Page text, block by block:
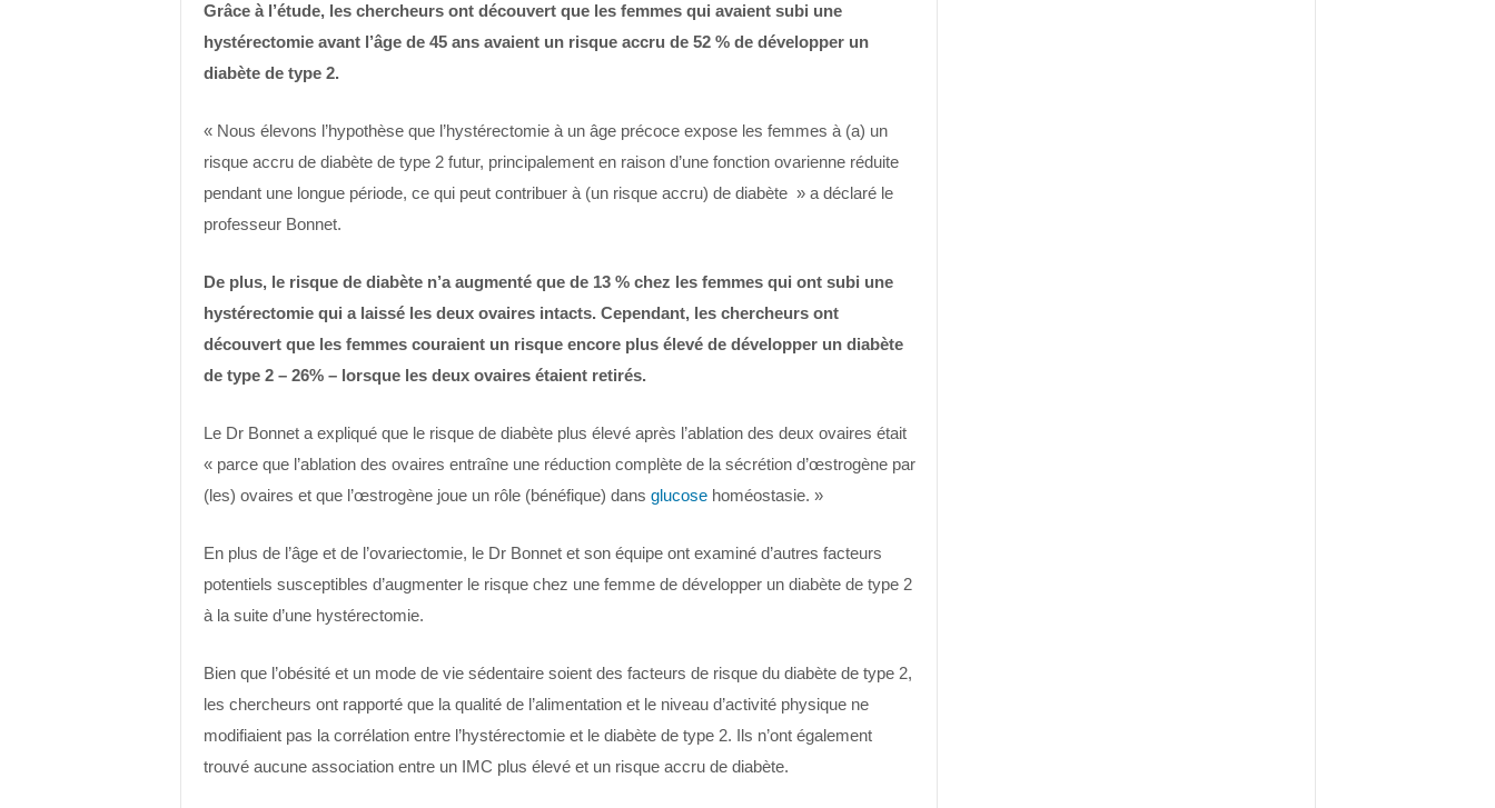
Grâce à l’étude, les chercheurs ont découvert que les femmes qui avaient subi une
hystérectomie avant l’âge de 45 ans avaient un risque accru de 52 % de développer un
diabète de type 2.
« Nous élevons l’hypothèse que l’hystérectomie à un âge précoce expose les femmes à (a) un
risque accru de diabète de type 2 futur, principalement en raison d’une fonction ovarienne réduite
pendant une longue période, ce qui peut contribuer à (un risque accru) de diabète » a déclaré le
professeur Bonnet.
De plus, le risque de diabète n’a augmenté que de 13 % chez les femmes qui ont subi une
hystérectomie qui a laissé les deux ovaires intacts. Cependant, les chercheurs ont
découvert que les femmes couraient un risque encore plus élevé de développer un diabète
de type 2 – 26% – lorsque les deux ovaires étaient retirés.
Le Dr Bonnet a expliqué que le risque de diabète plus élevé après l’ablation des deux ovaires était
« parce que l’ablation des ovaires entraîne une réduction complète de la sécrétion d’œstrogène par
(les) ovaires et que l’œstrogène joue un rôle (bénéfique) dans glucosehoméostasie. »
En plus de l’âge et de l’ovariectomie, le Dr Bonnet et son équipe ont examiné d’autres facteurs
potentiels susceptibles d’augmenter le risque chez une femme de développer un diabète de type 2
à la suite d’une hystérectomie.
Bien que l’obésité et un mode de vie sédentaire soient des facteurs de risque du diabète de type 2,
les chercheurs ont rapporté que la qualité de l’alimentation et le niveau d’activité physique ne
modifiaient pas la corrélation entre l’hystérectomie et le diabète de type 2. Ils n’ont également
trouvé aucune association entre un IMC plus élevé et un risque accru de diabète.